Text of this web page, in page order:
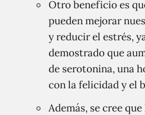
Otro beneficio es
pueden mejorar
y reducir el estrés,
demostrado que
de serotonina, una
con la felicidad y el
Además, se cree